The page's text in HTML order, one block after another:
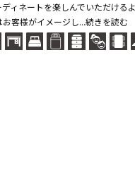
ィネートを楽しんでいただける
お客様がイメージし...続きを読む